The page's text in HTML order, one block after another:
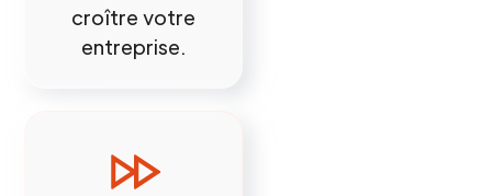
croître votre
entreprise.